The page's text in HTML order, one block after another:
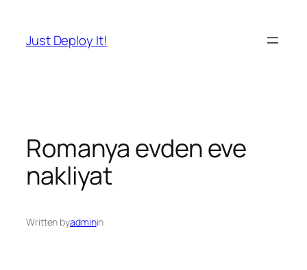
Just Deploy It!
Romanya evden eve
nakliyat
Written byadminin